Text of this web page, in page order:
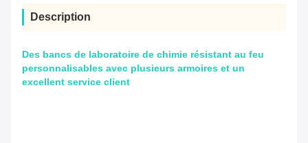
Description
Des bancs de laboratoire de chimie résistant au feu
personnalisables avec plusieurs armoires et un
excellent service client